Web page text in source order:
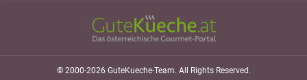
© 2000-2026 GuteKueche-Team. All Rights Reserved.